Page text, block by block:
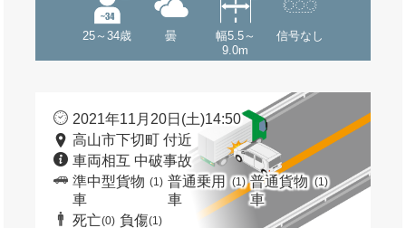
25～34歳 曇
幅5.5～
9.0m
信号なし
2021年11月20日(土)14:50
高山市下切町 付近
車両相互 中破事故
準中型貨物
車
(1) 普通乗用
車
(1) 普通貨物
車
(1)
死亡(0) 負傷(1)